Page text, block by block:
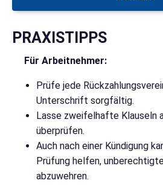
PRAXISTIPPS
Für Arbeitnehmer:
Prüfe jede
Unterschrift sorgfältig.
Lasse zweifelhafte Klauseln
überprüfen.
Auch nach einer Kündigung
Prüfung helfen,
abzuwehren.